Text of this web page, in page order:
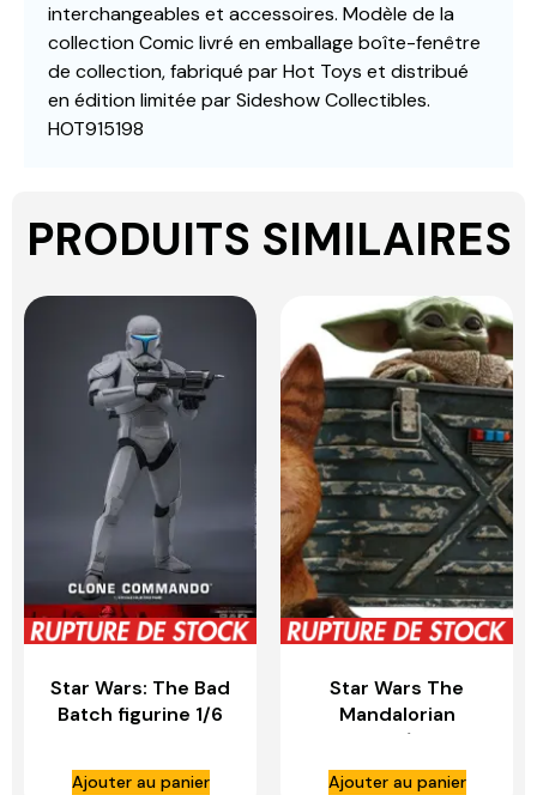
interchangeables et accessoires. Modèle de la
collection Comic livré en emballage boîte-fenêtre
de collection, fabriqué par Hot Toys et distribué
en édition limitée par Sideshow Collectibles.
HOT915198
PRODUITS SIMILAIRES
Star Wars: The Bad
Batch figurine 1/6
HOT TOYS
Ajouter au panier
Star Wars The
Mandalorian
figurines 1/6 Grogu
– HOT TOYS
Ajouter au panier